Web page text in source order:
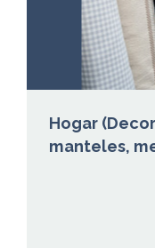
Hogar
manteles,